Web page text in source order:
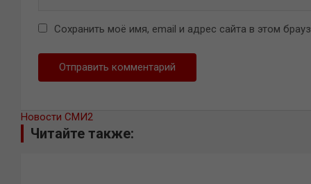
Сохранить моё имя, email и адрес сайта в этом
Новости СМИ2
Читайте также: